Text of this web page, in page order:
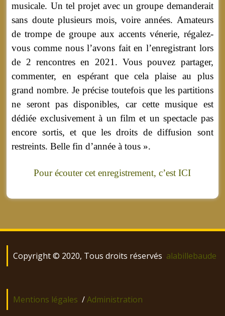
musicale. Un tel projet avec un groupe demanderait
sans doute plusieurs mois, voire années. Amateurs
de trompe de groupe aux accents vénerie, régalez-
vous comme nous l’avons fait en l’enregistrant lors
de 2 rencontres en 2021. Vous pouvez partager,
commenter, en espérant que cela plaise au plus
grand nombre. Je précise toutefois que les partitions
ne seront pas disponibles, car cette musique est
dédiée exclusivement à un film et un spectacle pas
encore sortis, et que les droits de diffusion sont
restreints. Belle fin d’année à tous ».
Pour écouter cet enregistrement, c’est ICI
Copyright © 2020, Tous droits réservés alabillebaude
Mentions légales /Administration